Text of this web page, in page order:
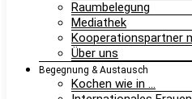
Raumbelegung
Mediathek
Kooperationspartner
Über uns
Begegnung & Austausch
Kochen wie in …